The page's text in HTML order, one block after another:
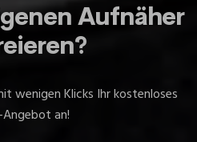
Aufnäher
wenigen Klicks Ihr kostenloses
an!